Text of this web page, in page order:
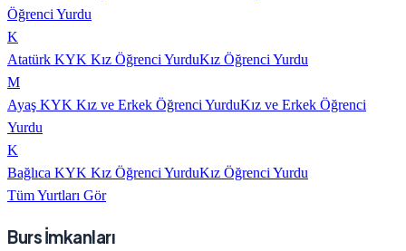
Öğrenci Yurdu
K
Atatürk KYK Kız Öğrenci YurduKız Öğrenci Yurdu
M
Ayaş KYK Kız ve Erkek Öğrenci YurduKız ve Erkek Öğrenci
Yurdu
K
Bağlıca KYK Kız Öğrenci YurduKız Öğrenci Yurdu
Tüm Yurtları Gör
Burs İmkanları